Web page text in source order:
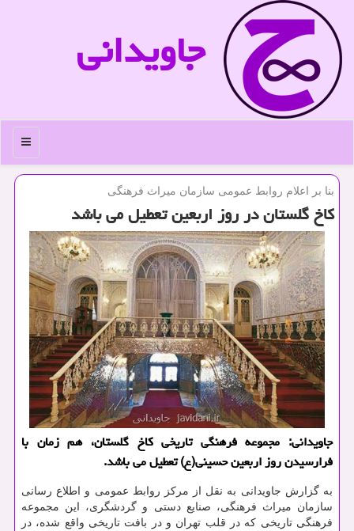
جاویدانی
منو
بنا بر اعلام روابط عمومی سازمان میراث فرهنگی
كاخ گلستان در روز اربعین تعطیل می باشد
جاویدانی: مجموعه فرهنگی تاریخی كاخ گلستان، هم زمان با
فرارسیدن روز اربعین حسینی(ع) تعطیل می باشد.
به گزارش جاویدانی به نقل از مركز روابط عمومی و اطلاع رسانی
سازمان میراث فرهنگی، صنایع دستی و گردشگری، این مجموعه
فرهنگی تاریخی كه در قلب تهران و در بافت تاریخی واقع شده، در